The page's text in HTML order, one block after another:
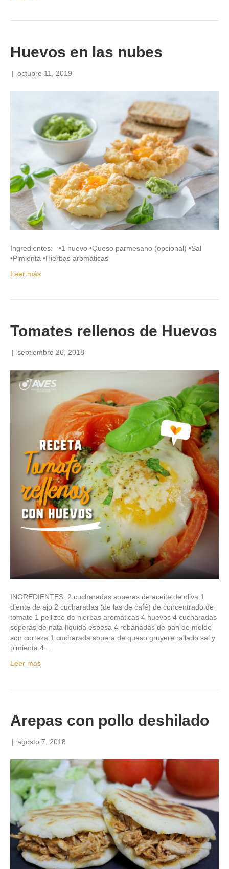
Huevos en las nubes
| octubre 11, 2019
Ingredientes: •1 huevo •Queso parmesano (opcional) •Sal
•Pimienta •Hierbas aromáticas
Leer más
Tomates rellenos de Huevos
| septiembre 26, 2018
INGREDIENTES: 2 cucharadas soperas de aceite de oliva 1
diente de ajo 2 cucharadas (de las de café) de concentrado de
tomate 1 pellizco de hierbas aromáticas 4 huevos 4 cucharadas
soperas de nata líquida espesa 4 rebanadas de pan de molde
son corteza 1 cucharada sopera de queso gruyere rallado sal y
pimienta 4…
Leer más
Arepas con pollo deshilado
| agosto 7, 2018